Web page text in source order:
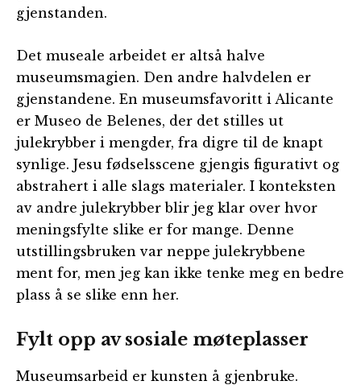
gjenstanden.
Det museale arbeidet er altså halve
museumsmagien. Den andre halvdelen er
gjenstandene. En museumsfavoritt i Alicante
er Museo de Belenes, der det stilles ut
julekrybber i mengder, fra digre til de knapt
synlige. Jesu fødselsscene gjengis figurativt og
abstrahert i alle slags materialer. I konteksten
av andre julekrybber blir jeg klar over hvor
meningsfylte slike er for mange. Denne
utstillingsbruken var neppe julekrybbene
ment for, men jeg kan ikke tenke meg en bedre
plass å se slike enn her.
Fylt opp av sosiale møteplasser
Museumsarbeid er kunsten å gjenbruke.